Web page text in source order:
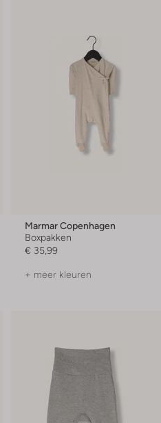
Marmar Copenhagen
Boxpakken
€ 35,99
+ meer kleuren